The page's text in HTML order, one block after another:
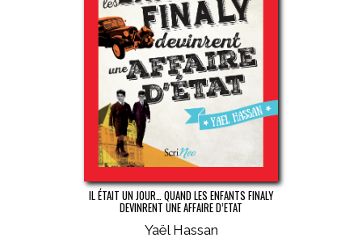
IL ÉTAIT UN JOUR… QUAND LES ENFANTS FINALY
DEVINRENT UNE AFFAIRE D’ETAT
Yaël Hassan